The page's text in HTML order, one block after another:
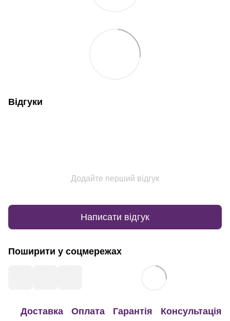
Відгуки
Додайте перший відгук
Написати відгук
Поширити у соцмережах
Доставка Оплата Гарантія Консультація